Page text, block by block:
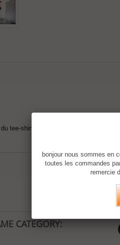
tee-shirt.
CATEGORY:
bonjour nous sommes en
toutes les commandes
remercie